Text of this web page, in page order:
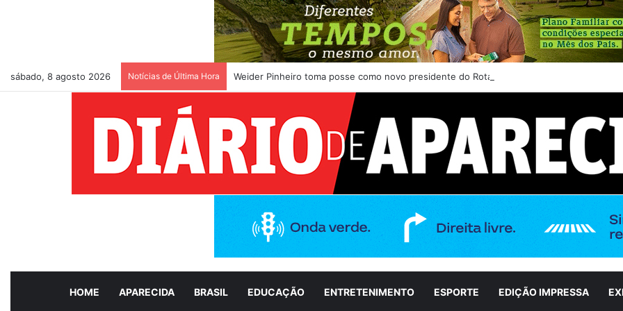
sábado, 8 agosto 2026 Notícias de Última Hora Weider Pinheiro toma posse como novo presidente do Rotary Club de Aparecida de
HOME APARECIDA BRASIL EDUCAÇÃO ENTRETENIMENTO ESPORTE EDIÇÃO IMPRESSA